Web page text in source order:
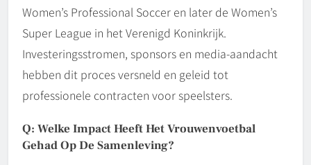
Women’s Professional Soccer en later de Women’s
Super League in het Verenigd Koninkrijk.
Investeringsstromen, sponsors en media-aandacht
hebben dit proces versneld en geleid tot
professionele contracten voor speelsters.
Q: Welke Impact Heeft Het Vrouwenvoetbal
Gehad Op De Samenleving?